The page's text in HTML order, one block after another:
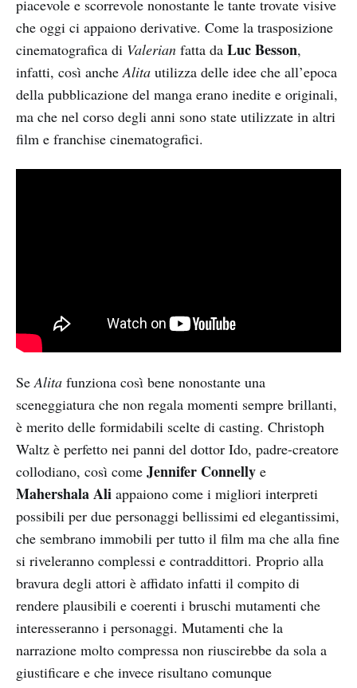
piacevole e scorrevole nonostante le tante trovate visive
che oggi ci appaiono derivative. Come la trasposizione
cinematografica di Valerian fatta da Luc Besson,
infatti, così anche Alita utilizza delle idee che all’epoca
della pubblicazione del manga erano inedite e originali,
ma che nel corso degli anni sono state utilizzate in altri
film e franchise cinematografici.
SeAlita funziona così bene nonostante una
sceneggiatura che non regala momenti sempre brillanti,
è merito delle formidabili scelte di casting. Christoph
Waltz è perfetto nei panni del dottor Ido, padre-creatore
collodiano, così come Jennifer Connelly e
Mahershala Ali appaiono come i migliori interpreti
possibili per due personaggi bellissimi ed elegantissimi,
che sembrano immobili per tutto il film ma che alla fine
si riveleranno complessi e contraddittori. Proprio alla
bravura degli attori è affidato infatti il compito di
rendere plausibili e coerenti i bruschi mutamenti che
interesseranno i personaggi. Mutamenti che la
narrazione molto compressa non riuscirebbe da sola a
giustificare e che invece risultano comunque